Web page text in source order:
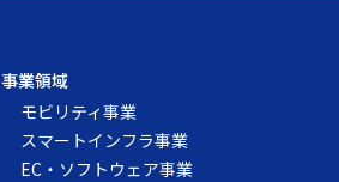
事業領域
モビリティ事業
スマートインフラ事業
EC・ソフトウェア事業